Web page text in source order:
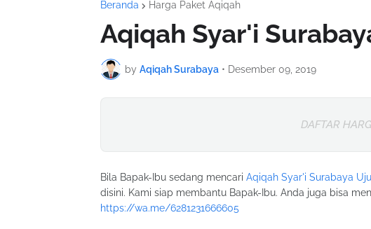
Beranda Harga Paket Aqiqah
Aqiqah Syar'i
by Aqiqah Surabaya • Desember 09, 2019
DAFTAR
Bila Bapak-Ibu sedang mencari Aqiqah Syar'i Surabaya
disini. Kami siap membantu Bapak-Ibu. Anda juga bisa
https://wa.me/6281231666605